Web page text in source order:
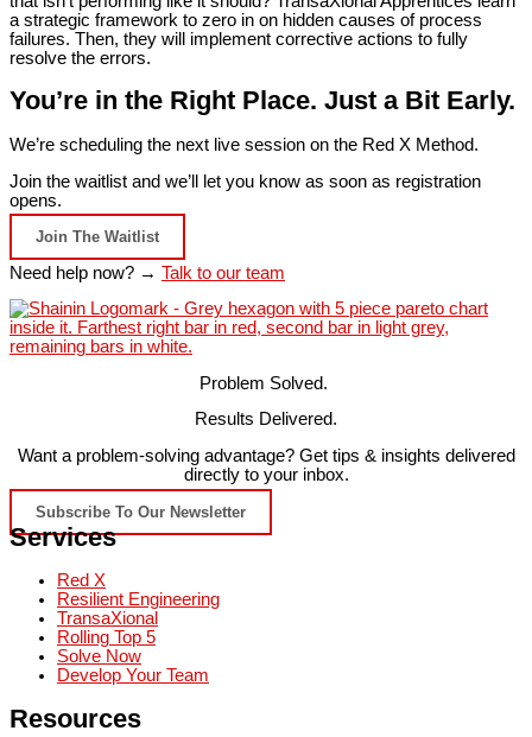
a strategic framework to zero in on hidden causes of process
failures. Then, they will implement corrective actions to fully
resolve the errors.
You’re in the Right Place. Just a Bit Early.
We’re scheduling the next live session on the Red X Method.
Join the waitlist and we’ll let you know as soon as registration
opens.
Join The Waitlist
Need help now? → Talk to our team
Problem Solved.
Results Delivered.
Want a problem-solving advantage? Get tips & insights delivered
directly to your inbox.
Subscribe To Our Newsletter
Services
Red X
Resilient Engineering
TransaXional
Rolling Top 5
Solve Now
Develop Your Team
Resources